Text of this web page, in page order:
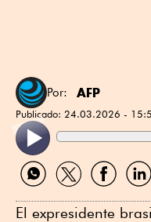
Por: AFP
Publicado: 24.03.2026 -
Compartir
por
Compartir
por
Compartir
por
por
El expresidente